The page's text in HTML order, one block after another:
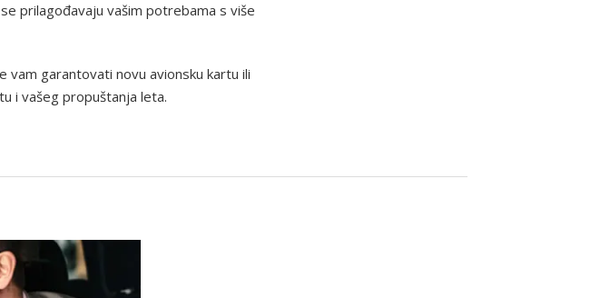
prilagođavaju vašim potrebama s više
vam garantovati novu avionsku kartu ili
i vašeg propuštanja leta.